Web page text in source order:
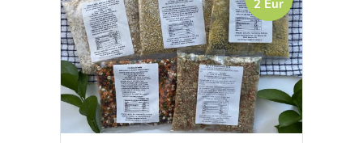
2 Eur
spracovaním osobných údajov pre účely
zasielania newsletteru a potvrdzujem, že som si
prečítal(a)informácie o Ochrane osobných
údajova súhlasím s nimi.
Súhlasím